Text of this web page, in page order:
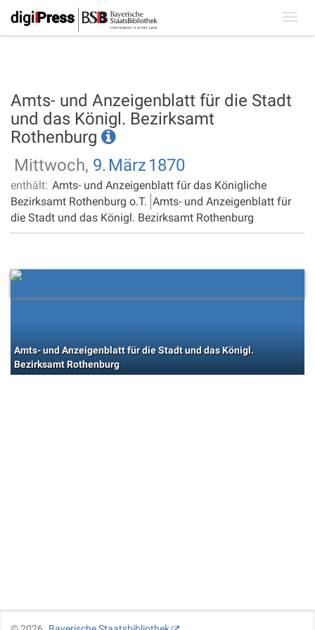
Amts- und Anzeigenblatt für die Stadt
und das Königl. Bezirksamt
Rothenburg
Mittwoch, 9. März 1870
enthält: Amts- und Anzeigenblatt für das Königliche
Bezirksamt Rothenburg o.T. Amts- und Anzeigenblatt für
die Stadt und das Königl. Bezirksamt Rothenburg
Amts- und Anzeigenblatt für die Stadt und das Königl.
Bezirksamt Rothenburg